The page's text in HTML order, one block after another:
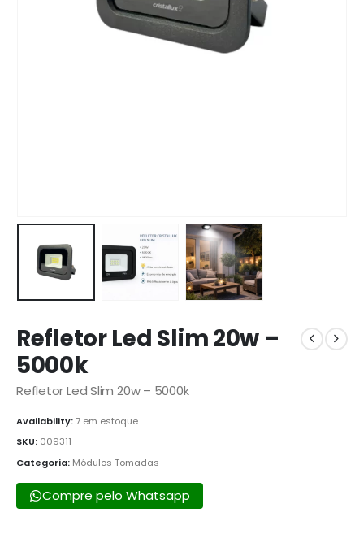
Refletor Led Slim 20w –
5000k
Refletor Led Slim 20w – 5000k
Availability:7 em estoque
SKU: 009311
Categoria: Módulos Tomadas
Compre pelo Whatsapp